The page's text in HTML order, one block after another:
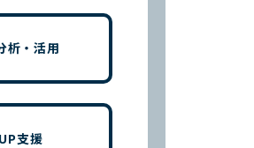
析・活用
支援